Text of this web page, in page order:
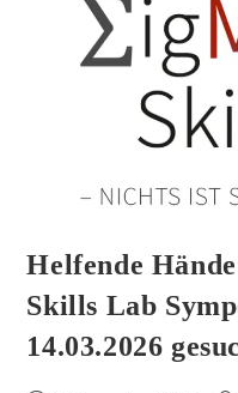
Helfende
Skills Lab
14.03.2026